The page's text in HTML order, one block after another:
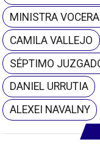
MINISTRA
CAMILA VALLEJO
SÉPTIMO
DANIEL URRUTIA
ALEXEI NAVALNY